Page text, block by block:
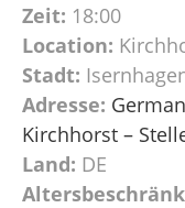
Zeit: 18:00
Location:
Stadt:
Adresse:
Kirchhorst –
Land: DE